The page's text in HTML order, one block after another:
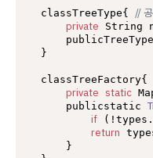
classTreeType{ //
private String
}
classTreeFactory{
private static
    publicstatic
if
return
    }